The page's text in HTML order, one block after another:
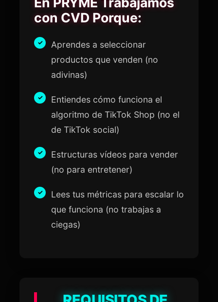
con CVD Porque:
Aprendes a seleccionar
productos que venden (no
adivinas)
Entiendes cómo funciona el
algoritmo de TikTok Shop (no el
de TikTok social)
Estructuras vídeos para vender
(no para entretener)
Lees tus métricas para escalar lo
que funciona (no trabajas a
ciegas)